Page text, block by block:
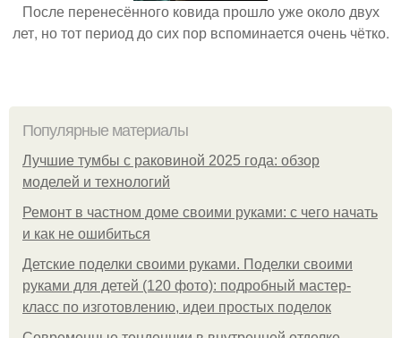
После перенесённого ковида прошло уже около двух
лет, но тот период до сих пор вспоминается очень чётко.
Популярные материалы
Лучшие тумбы с раковиной 2025 года: обзор
моделей и технологий
Ремонт в частном доме своими руками: с чего начать
и как не ошибиться
Детские поделки своими руками. Поделки своими
руками для детей (120 фото): подробный мастер-
класс по изготовлению, идеи простых поделок